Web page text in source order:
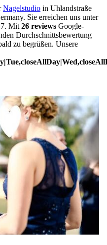
Nagelstudio in Uhlandstraße
Sie erreichen uns unter
Mit 26 reviews Google-
Durchschnittsbewertung
zu begrüßen. Unsere